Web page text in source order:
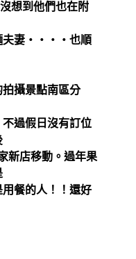
想到他們也在附
麵夫妻‧‧‧‧也順
攝景點南區分
過假日沒有訂位
新店移動。 過年果
餐的人！！ 還好